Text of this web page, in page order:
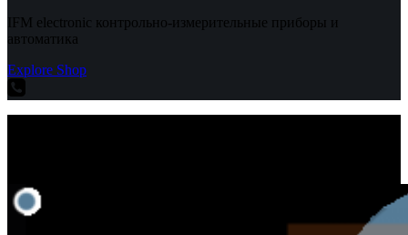
IFM electronic контрольно-измерительные приборы и
автоматика
Explore Shop